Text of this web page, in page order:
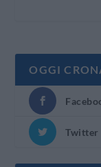
OGGI
Twitter